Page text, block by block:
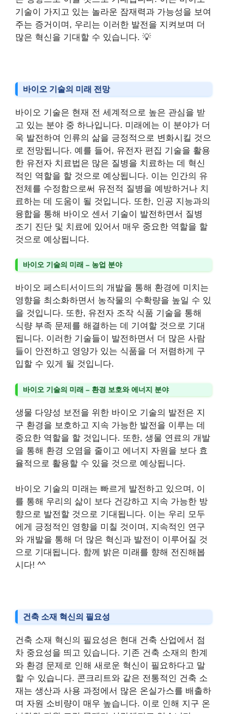
기술이 가지고 있는 놀라운 잠재력과 가능성을 보여
주는 증거이며, 우리는 이러한 발전을 지켜보며 더
많은 혁신을 기대할 수 있습니다. 💡
바이오 기술의 미래 전망
바이오 기술은 현재 전 세계적으로 높은 관심을 받
고 있는 분야 중 하나입니다. 미래에는 이 분야가 더
욱 발전하여 인류의 삶을 긍정적으로 변화시킬 것으
로 전망됩니다. 예를 들어, 유전자 편집 기술을 활용
한 유전자 치료법은 많은 질병을 치료하는 데 혁신
적인 역할을 할 것으로 예상됩니다. 이는 인간의 유
전체를 수정함으로써 유전적 질병을 예방하거나 치
료하는 데 도움이 될 것입니다. 또한, 인공 지능과의
융합을 통해 바이오 센서 기술이 발전하면서 질병
조기 진단 및 치료에 있어서 매우 중요한 역할을 할
것으로 예상됩니다.
바이오 기술의 미래 – 농업 분야
바이오 페스티서이드의 개발을 통해 환경에 미치는
영향을 최소화하면서 농작물의 수확량을 높일 수 있
을 것입니다. 또한, 유전자 조작 식품 기술을 통해
식량 부족 문제를 해결하는 데 기여할 것으로 기대
됩니다. 이러한 기술들이 발전하면서 더 많은 사람
들이 안전하고 영양가 있는 식품을 더 저렴하게 구
입할 수 있게 될 것입니다.
바이오 기술의 미래 – 환경 보호와 에너지 분야
생물 다양성 보전을 위한 바이오 기술의 발전은 지
구 환경을 보호하고 지속 가능한 발전을 이루는 데
중요한 역할을 할 것입니다. 또한, 생물 연료의 개발
을 통해 환경 오염을 줄이고 에너지 자원을 보다 효
율적으로 활용할 수 있을 것으로 예상됩니다.
바이오 기술의 미래는 빠르게 발전하고 있으며, 이
를 통해 우리의 삶이 보다 건강하고 지속 가능한 방
향으로 발전할 것으로 기대됩니다. 이는 우리 모두
에게 긍정적인 영향을 미칠 것이며, 지속적인 연구
와 개발을 통해 더 많은 혁신과 발전이 이루어질 것
으로 기대됩니다. 함께 밝은 미래를 향해 전진해봅
시다! ^^
건축 소재 혁신의 필요성
건축 소재 혁신의 필요성은 현대 건축 산업에서 점
차 중요성을 띄고 있습니다. 기존 건축 소재의 한계
와 환경 문제로 인해 새로운 혁신이 필요하다고 말
할 수 있습니다. 콘크리트와 같은 전통적인 건축 소
재는 생산과 사용 과정에서 많은 온실가스를 배출하
며 자원 소비량이 매우 높습니다. 이로 인해 지구 온